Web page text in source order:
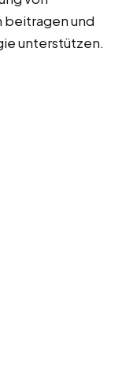
und
unterstützen.